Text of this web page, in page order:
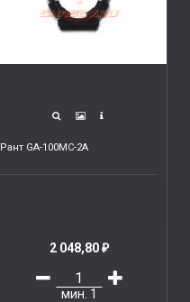
Рант GA-100MC-2A
2 048,80 ₽
мин. 1